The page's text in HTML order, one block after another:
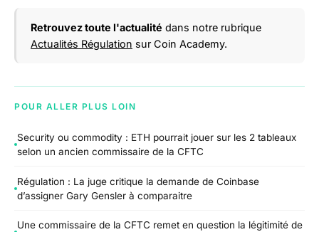
Retrouvez toute l'actualité dans notre rubrique
Actualités Régulation sur Coin Academy.
POUR ALLER PLUS LOIN
Security ou commodity : ETH pourrait jouer sur les 2 tableaux
selon un ancien commissaire de la CFTC
Régulation : La juge critique la demande de Coinbase
d’assigner Gary Gensler à comparaitre
Une commissaire de la CFTC remet en question la légitimité de